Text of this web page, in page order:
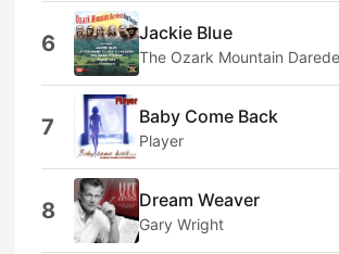
6 Jackie Blue
The Ozark Mountain
7 Baby Come Back
Player
8 Dream Weaver
Gary Wright